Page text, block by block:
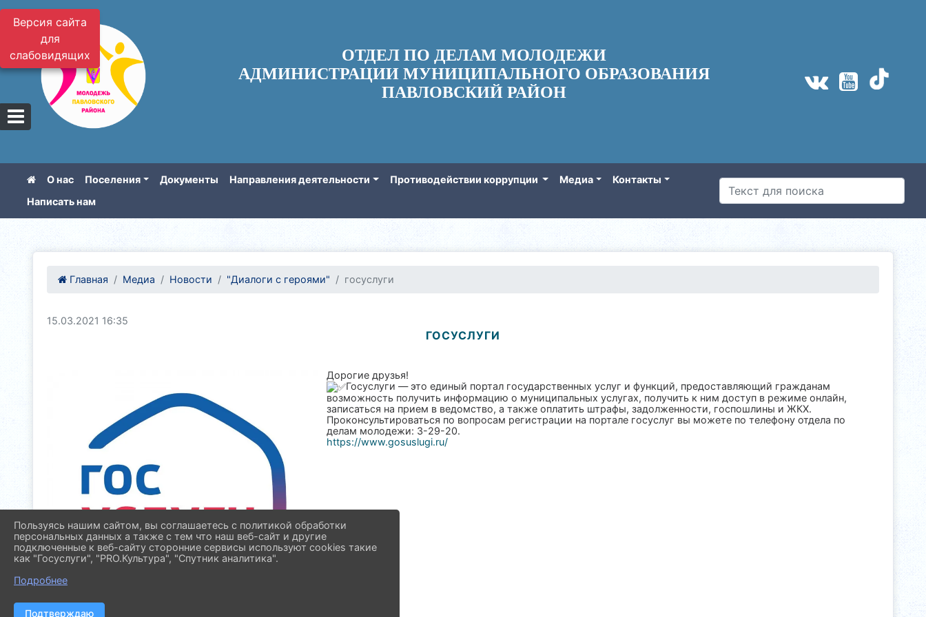
Версия сайта
для
слабовидящих
ОТДЕЛ ПО ДЕЛАМ МОЛОДЕЖИ
АДМИНИСТРАЦИИ МУНИЦИПАЛЬНОГО ОБРАЗОВАНИЯ
ПАВЛОВСКИЙ РАЙОН
О нас Поселения Документы Направления деятельности Противодействии коррупции Медиа
Контакты
Написать нам
Главная Медиа Новости "Диалоги с героями" госуслуги
15.03.2021 16:35
ГОСУСЛУГИ
Дорогие друзья!
Госуслуги — это единый портал государственных услуг и функций, предоставляющий гражданам
возможность получить информацию о муниципальных услугах, получить к ним доступ в режиме онлайн,
записаться на прием в ведомство, а также оплатить штрафы, задолженности, госпошлины и ЖКХ.
Проконсультироваться по вопросам регистрации на портале госуслуг вы можете по телефону отдела по
делам молодежи: 3-29-20.
https://www.gosuslugi.ru/
Пользуясь нашим сайтом, вы соглашаетесь с политикой обработки
персональных данных а также с тем что наш веб-сайт и другие
подключенные к веб-сайту сторонние сервисы используют cookies такие
как "Госуслуги", "PRO.Культура", "Спутник аналитика".
Подробнее
Подтверждаю